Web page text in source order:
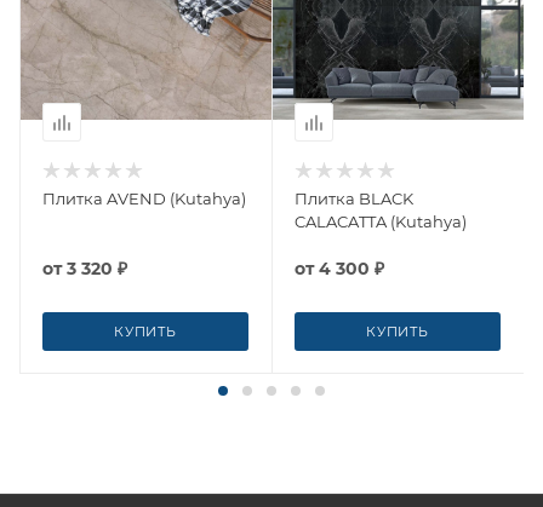
Плитка AVEND (Kutahya)
от3 320 ₽
КУПИТЬ
Плитка BLACK
CALACATTA (Kutahya)
от4 300 ₽
КУПИТЬ